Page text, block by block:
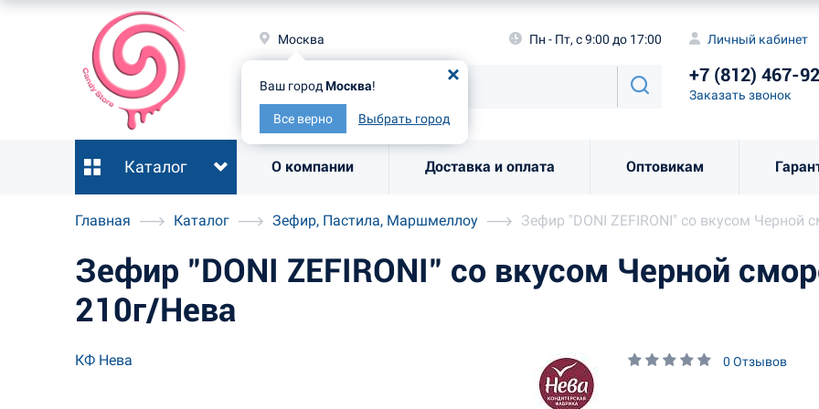
Москва
Ваш город Москва!
Все верно Выбрать город
Пн - Пт, с 9:00 до 17:00 Личный кабинет
+7 (812) 467-
Заказать звонок
Каталог О компании Доставка и оплата Оптовикам
Ваш городМосква
Все верно
Заказать
Главная Каталог Зефир, Пастила, Маршмеллоу Зефир "DONI ZEFIRONI" со вкусом
Зефир "DONI ZEFIRONI" со вкусом Черной
210г/Нева
КФ Нева 0 Отзывов